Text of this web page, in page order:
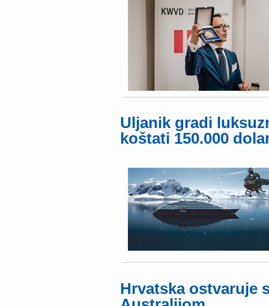
Uljanik gradi
koštati 150.000
Hrvatska ostvaruje